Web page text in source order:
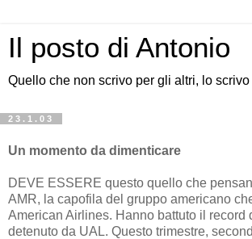
Il posto di Antonio
Quello che non scrivo per gli altri, lo scrivo
23.1.03
Un momento da dimenticare
DEVE ESSERE questo quello che
AMR, la capofila del gruppo americano
American Airlines. Hanno battuto il record
detenuto da UAL. Questo trimestre,